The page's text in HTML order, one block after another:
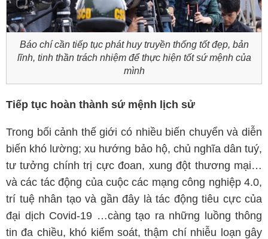
Báo chí cần tiếp tục phát huy truyền thống tốt đẹp, bản
lĩnh, tinh thần trách nhiệm để thực hiện tốt sứ mệnh của
mình
Tiếp tục hoàn thành sứ mệnh lịch sử
Trong bối cảnh thế giới có nhiều biến chuyển và diễn
biến khó lường; xu hướng bảo hộ, chủ nghĩa dân tuý,
tư tưởng chính trị cực đoan, xung đột thương mại…
và các tác động của cuộc các mạng công nghiệp 4.0,
trí tuệ nhân tạo và gần đây là tác động tiêu cực của
đại dịch Covid-19 …càng tạo ra những luồng thông
tin đa chiều, khó kiểm soát, thậm chí nhiễu loạn gây